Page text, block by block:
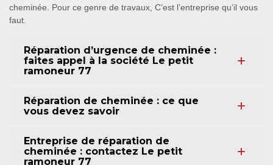
cheminée. Pour ce genre de travaux, C’est l’entreprise qu’il vous
faut.
Réparation d’urgence de cheminée :
faites appel à la société Le petit
ramoneur 77
Réparation de cheminée : ce que
vous devez savoir
Entreprise de réparation de
cheminée : contactez Le petit
ramoneur 77